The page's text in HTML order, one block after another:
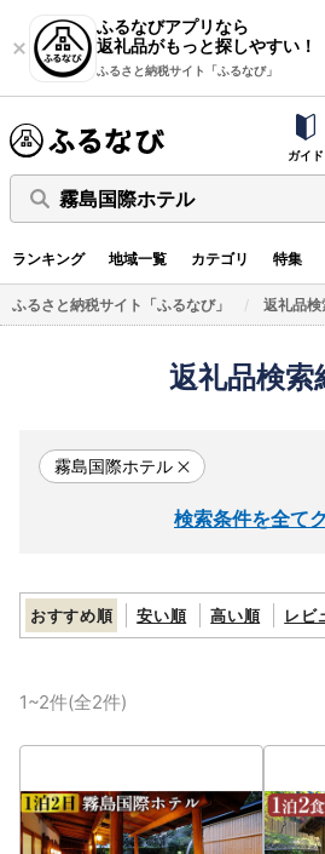
ふるなびアプリなら
返礼品がもっと探しやすい！
ふるさと納税サイト「ふるなび」
ガイド
霧島国際ホテル
ランキング 地域一覧 カテゴリ 特集
ふるさと納税サイト「ふるなび」 返礼品検
返礼品検索
霧島国際ホテル
検索条件を全て
おすすめ順 安い順 高い順 レビ
1~2件(全2件)